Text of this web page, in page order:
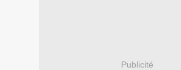
Publicité